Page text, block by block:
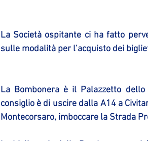
La Società ospitante ci ha fatto
sulle modalità per l’acquisto dei
La Bombonera è il Palazzetto
consiglio è di uscire dalla A14 a
Montecorsaro, imboccare la Strada